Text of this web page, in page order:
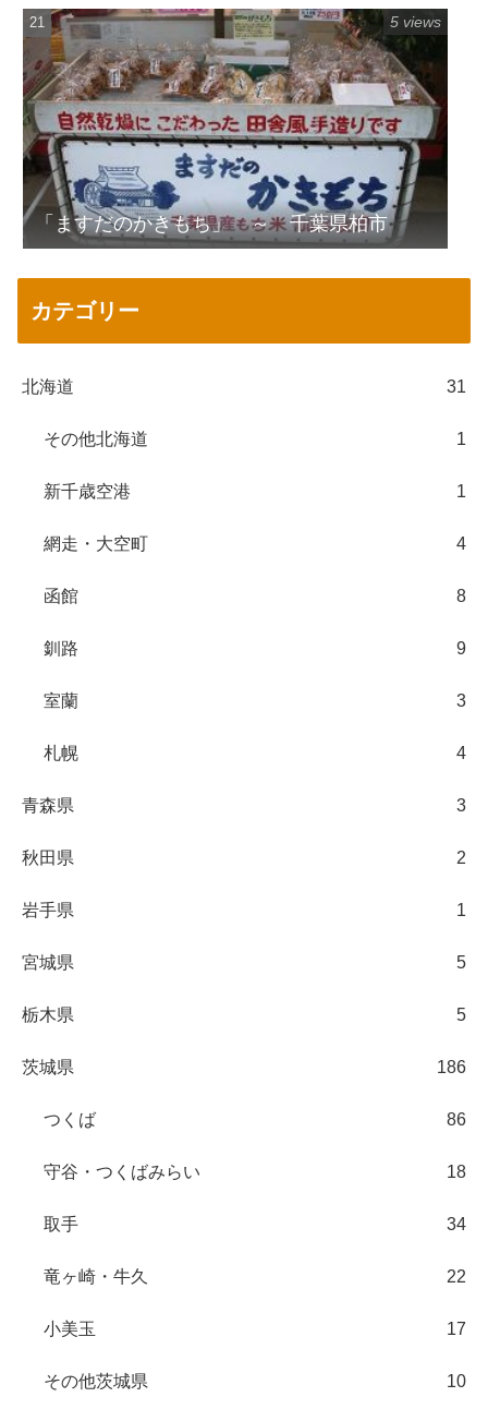
「ますだのかきもち」 ～ 千葉県柏市
5 views
カテゴリー
北海道 31
その他北海道 1
新千歳空港 1
網走・大空町 4
函館 8
釧路 9
室蘭 3
札幌 4
青森県 3
秋田県 2
岩手県 1
宮城県 5
栃木県 5
茨城県 186
つくば 86
守谷・つくばみらい 18
取手 34
竜ヶ崎・牛久 22
小美玉 17
その他茨城県 10